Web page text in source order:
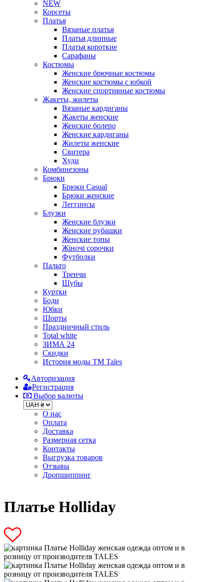
NEW
Корсеты
Платья
Вязаные платья
Платья длинные
Платья короткие
Сарафаны
Костюмы
Женские брючные костюмы
Женские костюмы с юбкой
Женские спортивные костюмы
Жакеты, жилеты
Вязаные кардиганы
Жакеты женские
Женские болеро
Женские кардиганы
Жилеты женские
Свитера
Худи
Комбинезоны
Брюки
Брюки Casual
Брюки женские
Леггинсы
Блузки
Женские блузки
Женские рубашки
Женские топы
Жіночі сорочки
Футболки
Пальто
Тренчи
Шубы
Куртки
Боди
Юбки
Шорты
Праздничный стиль
Total white
ЗИМА 24
Скидки
История моды ТМ Tales
Авторизация
Регистрация
Выбор валюты
О нас
Оплата
Доставка
Размерная сетка
Контакты
Выгрузка товаров
Отзывы
Дропшиппинг
Платье Holliday